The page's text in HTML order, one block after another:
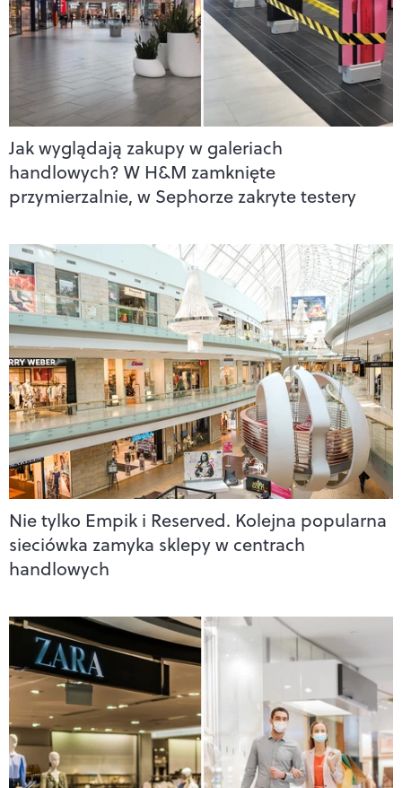
Jak wyglądają zakupy w galeriach
handlowych? W H&M zamknięte
przymierzalnie, w Sephorze zakryte testery
Nie tylko Empik i Reserved. Kolejna popularna
sieciówka zamyka sklepy w centrach
handlowych